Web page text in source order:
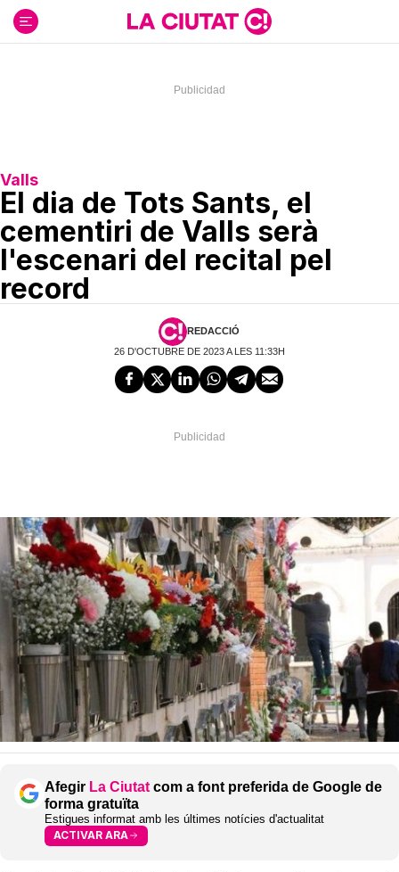
contenido
Valls
El dia de Tots Sants, el
cementiri de Valls serà
l'escenari del recital pel
record
REDACCIÓ
26 D'OCTUBRE DE 2023 A LES 11:33H
Afegir La Ciutat com a font preferida de Google de
forma gratuïta
Estigues informat amb les últimes notícies d'actualitat
ACTIVAR ARA